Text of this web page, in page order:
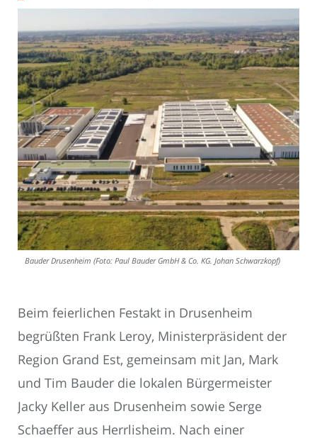
Bauder Drusenheim (Foto: Paul Bauder GmbH & Co. KG. Johan Schwarzkopf)
Beim feierlichen Festakt in Drusenheim
begrüßten Frank Leroy, Ministerpräsident der
Region Grand Est, gemeinsam mit Jan, Mark
und Tim Bauder die lokalen Bürgermeister
Jacky Keller aus Drusenheim sowie Serge
Schaeffer aus Herrlisheim. Nach einer